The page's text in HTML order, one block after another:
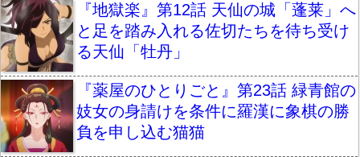
『地獄楽』第12話 天仙の城「蓬莱」へ
と足を踏み入れる佐切たちを待ち受け
る天仙「牡丹」
『薬屋のひとりごと』第23話 緑青館の
妓女の身請けを条件に羅漢に象棋の勝
負を申し込む猫猫